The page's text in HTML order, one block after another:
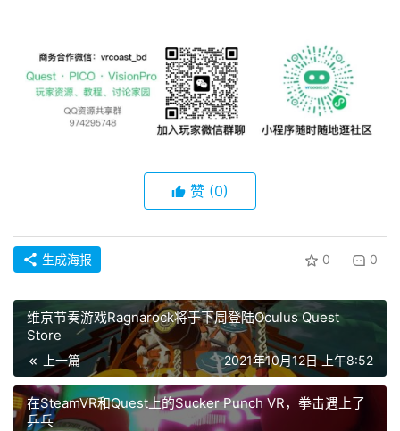
赞 (0)
生成海报 0 0
维京节奏游戏Ragnarock将于下周登陆Oculus Quest
Store
上一篇 2021年10月12日 上午8:52
在SteamVR和Quest上的Sucker Punch VR，拳击遇上了
乒乓